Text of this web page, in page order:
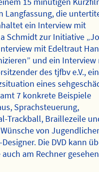
Langfassung, die
ein Interview mit
Schmidt zur Initiative
mit Edeltraut
und ein Interview
des tjfbv e.V., ein
eines
7 konkrete Beispiele
Sprachsteuerung,
Trackball, Braillezeile
von
Die DVD kann
am Rechner gesehen